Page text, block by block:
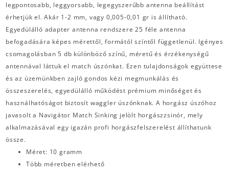
legpontosabb, leggyorsabb, legegyszerűbb antenna beállítást
érhetjük el. Akár 1-2 mm, vagy 0,005-0,01 gr is állítható.
Egyedülálló adapter antenna rendszere 25 féle antenna
befogadására képes mérettől, formától színtől függetlenül. Igényes
csomagolásban 5 db különböző színű, méretű és érzékenységű
antennával láttuk el match úszónkat. Ezen tulajdonságok együttese
és az üzemünkben zajló gondos kézi megmunkálás és
összeszerelés, egyedülálló működést prémium minőséget és
használhatóságot biztosít waggler úszónknak. A horgász úszóhoz
javasolt a Navigátor Match Sinking jelölt horgászzsinór, mely
alkalmazásával egy igazán profi horgászfelszerelést állíthatunk
össze.
Méret: 10 gramm
Több méretben elérhető